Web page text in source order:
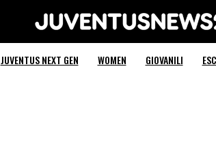
Juventus News 24
JUVENTUS NEXT GEN WOMEN GIOVANILI